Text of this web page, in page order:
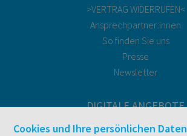
>VERTRAG WIDERRUFEN<
Ansprechpartner:innen
So finden Sie uns
Presse
Newsletter
DIGITALE ANGEBOTE
Überblick
Cookies und Ihre persönlichen Daten